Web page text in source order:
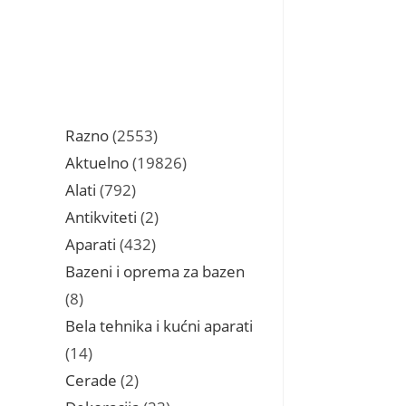
Razno 25532553
proizvoda
Aktuelno 1982619826
Alati 792792
proizvoda
Antikviteti 22
proizvoda
Aparati 432432
proizvoda
Bazeni i oprema za bazen
88
proizvoda
Bela tehnika i kućni aparati
1414
proizvoda
Cerade 22
proizvoda